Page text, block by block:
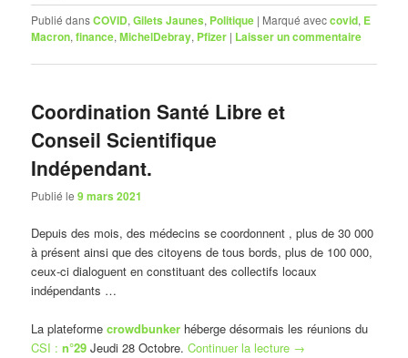
Publié dansCOVID,Gilets Jaunes, Politique | Marqué aveccovid, E
Macron,finance,MichelDebray, Pfizer | Laisser un commentaire
Coordination Santé Libre et
Conseil Scientifique
Indépendant.
Publié le9 mars 2021
Depuis des mois, des médecins se coordonnent , plus de 30 000
à présent ainsi que des citoyens de tous bords, plus de 100 000,
ceux-ci dialoguent en constituant des collectifs locaux
indépendants …
La plateformecrowdbunker héberge désormais les réunions du
CSI : n°29Jeudi 28 Octobre.Continuer la lecture →